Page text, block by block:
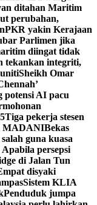
ditahan Maritim
perubahan,
PKR yakin Kerajaan
Parlimen jika
diingat tidak
tekankan integriti,
Sheikh Omar
potensi AI pacu
Tiga pekerja stesen
MADANIBekas
guna kuasa
persepsi
di Jalan Tun
disyaki
Sistem KLIA
Penduduk jumpa